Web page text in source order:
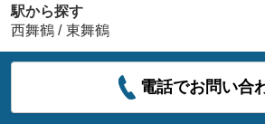
駅から探す
西舞鶴 / 東舞鶴
電話でお問い合